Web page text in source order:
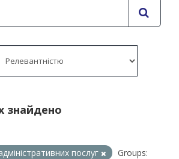
знайдено
послуг
Groups: